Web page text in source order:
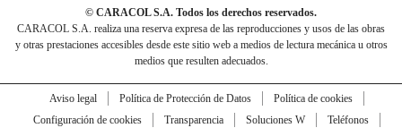
© CARACOL S.A. Todos los derechos reservados.
CARACOL S.A. realiza una reserva expresa de las reproducciones y usos de las obras
y otras prestaciones accesibles desde este sitio web a medios de lectura mecánica u otros
medios que resulten adecuados.
Aviso legal Política de Protección de Datos
Política de cookies
Configuración de cookies
Transparencia Soluciones W
Teléfonos